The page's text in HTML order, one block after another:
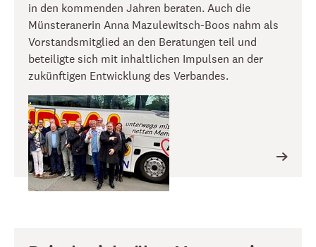
in den kommenden Jahren beraten. Auch die
Münsteranerin Anna Mazulewitsch-Boos nahm als
Vorstandsmitglied an den Beratungen teil und
beteiligte sich mit inhaltlichen Impulsen an der
zukünftigen Entwicklung des Verbandes.